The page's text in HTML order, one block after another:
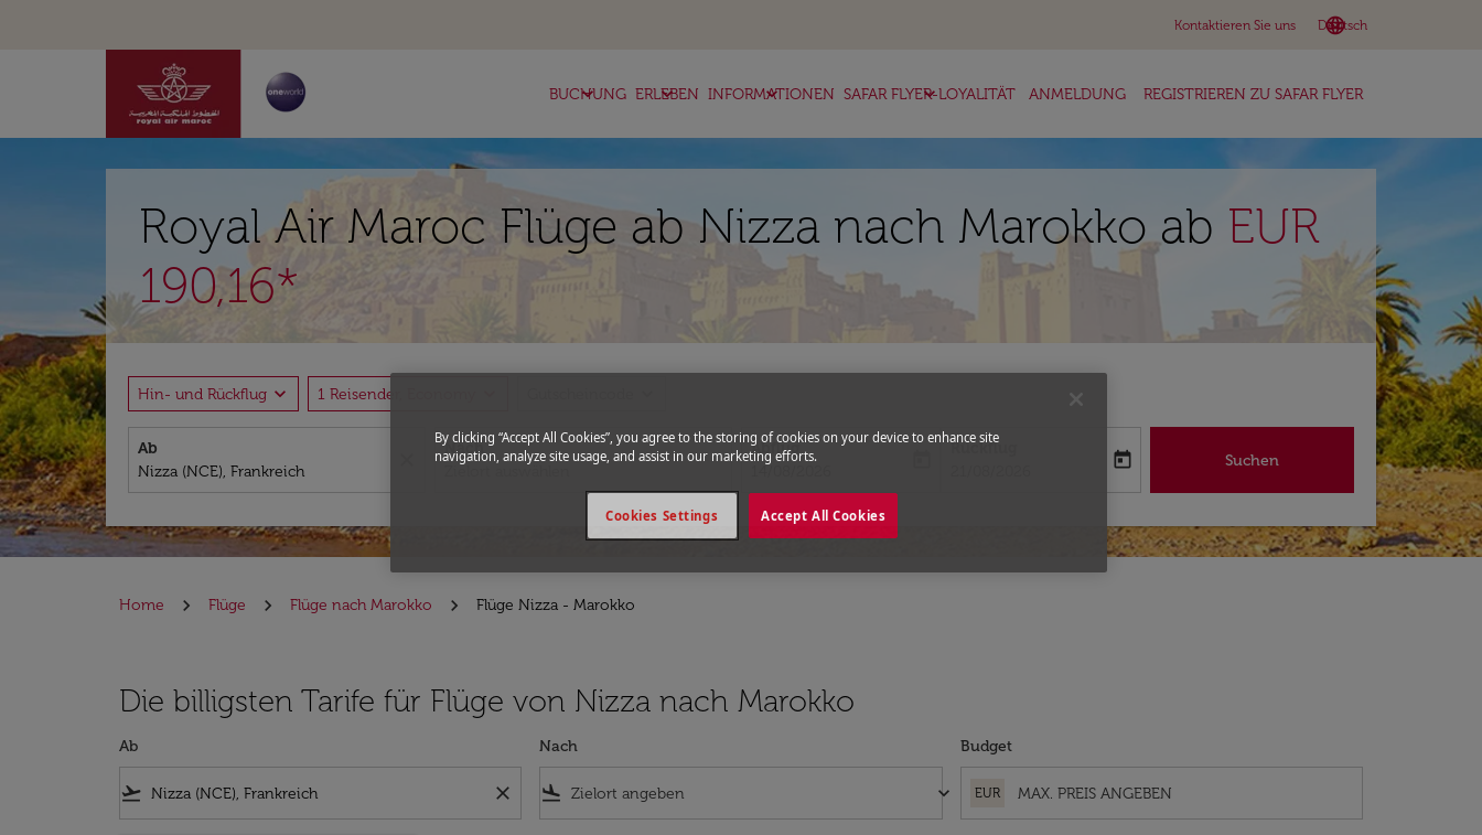
Kontaktieren Sie uns language
Deutsch
keyboard_arrow_down
BUCHUNG
keyboard_arrow_down ERLEBEN
keyboard_arrow_down INFORMATIONEN
keyboard_arrow_down SAFAR FLYER-LOYALITÄT
keyboard_arrow_down ANMELDUNG REGISTRIEREN ZU SAFAR FLYER
Royal Air Maroc Flüge ab Nizza nach Marokko ab EUR
190,16*
Hin- und Rückflug expand_more 1 Reisender, Economy
Ab Nach
Abflug
fc-booking-departure-date-aria-label
Rückflug
fc-booking-return-date-aria-label
today Suchen
Home Flüge Flüge nach Marokko Flüge Nizza - Marokko
Die billigsten Tarife für Flüge von Nizza nach Marokko
Ab
flight_takeoff close
Nach
flight_land keyboard_arrow_down
Budget
EUR
By clicking “Accept All Cookies”, you agree to the storing of cookies on your device to enhance site
navigation, analyze site usage, and assist in our marketing efforts.
Accept All Cookies
Cookies Settings